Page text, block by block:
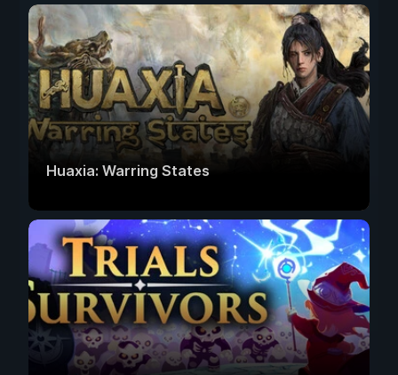
Huaxia: Warring States